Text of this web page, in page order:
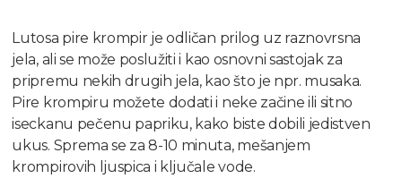
Lutosa pire krompir je odličan prilog uz raznovrsna
jela, ali se može poslužiti i kao osnovni sastojak za
pripremu nekih drugih jela, kao što je npr. musaka.
Pire krompiru možete dodati i neke začine ili sitno
iseckanu pečenu papriku, kako biste dobili jedistven
ukus. Sprema se za 8-10 minuta, mešanjem
krompirovih ljuspica i ključale vode.